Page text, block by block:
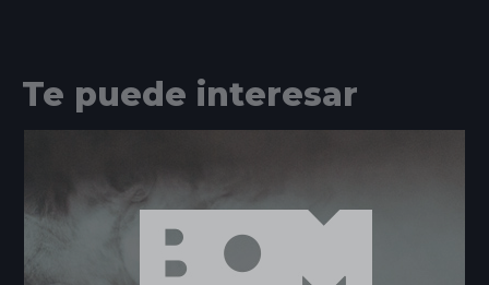
Te puede interesar